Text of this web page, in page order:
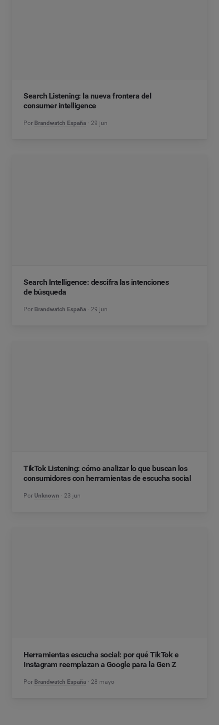
Search Listening: la nueva frontera del
consumer intelligence
Por Brandwatch España 29 jun
Search Intelligence: descifra las intenciones
de búsqueda
Por Brandwatch España 29 jun
TikTok Listening: cómo analizar lo que buscan los
consumidores con herramientas de escucha social
Por Unknown 23 jun
Herramientas escucha social: por qué TikTok e
Instagram reemplazan a Google para la Gen Z
Por Brandwatch España 28 mayo